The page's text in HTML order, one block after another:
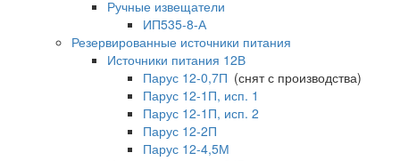
Ручные извещатели
ИП535-8-А
Резервированные источники питания
Источники питания 12В
Парус 12-0,7П (снят с производства)
Парус 12-1П, исп. 1
Парус 12-1П, исп. 2
Парус 12-2П
Парус 12-4,5М